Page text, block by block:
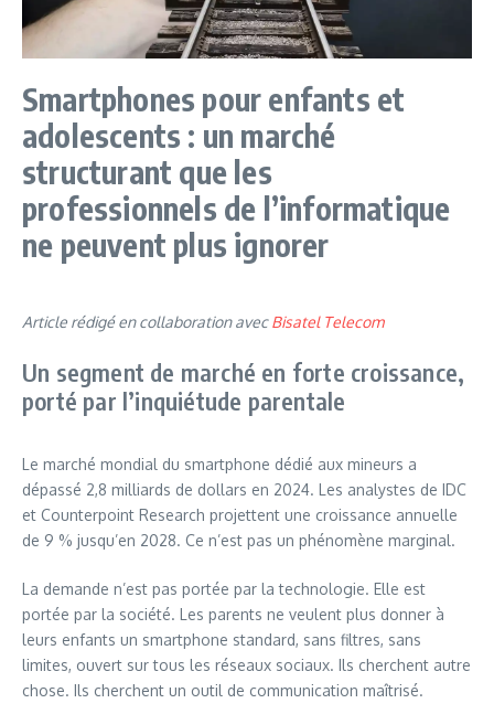
Smartphones pour enfants et
adolescents : un marché
structurant que les
professionnels de l’informatique
ne peuvent plus ignorer
Article rédigé en collaboration avecBisatel Telecom
Un segment de marché en forte croissance,
porté par l’inquiétude parentale
Le marché mondial du smartphone dédié aux mineurs a
dépassé 2,8 milliards de dollars en 2024. Les analystes de IDC
et Counterpoint Research projettent une croissance annuelle
de 9 % jusqu’en 2028. Ce n’est pas un phénomène marginal.
La demande n’est pas portée par la technologie. Elle est
portée par la société. Les parents ne veulent plus donner à
leurs enfants un smartphone standard, sans filtres, sans
limites, ouvert sur tous les réseaux sociaux. Ils cherchent autre
chose. Ils cherchent un outil de communication maîtrisé.